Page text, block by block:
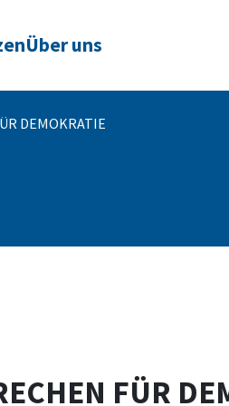
Über uns
DEMOKRATIE
FÜR